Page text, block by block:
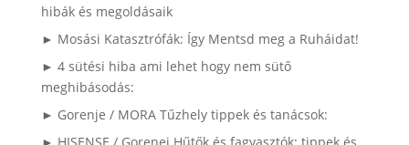
hibák és megoldásaik
► Mosási Katasztrófák: Így Mentsd meg a Ruháidat!
► 4 sütési hiba ami lehet hogy nem sütő
meghibásodás:
► Gorenje / MORA Tűzhely tippek és tanácsok: